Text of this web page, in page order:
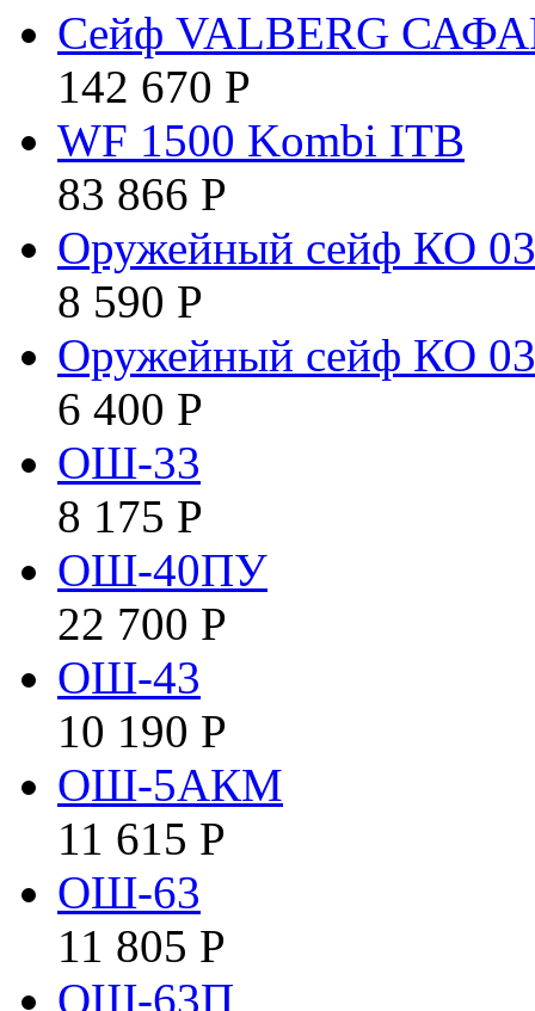
Сейф VALBERG
142 670 Р
WF 1500 Kombi ITB
83 866 Р
Оружейный сейф КО
8 590 Р
Оружейный сейф КО
6 400 Р
ОШ-33
8 175 Р
ОШ-40ПУ
22 700 Р
ОШ-43
10 190 Р
ОШ-5АКМ
11 615 Р
ОШ-63
11 805 Р
ОШ-63П